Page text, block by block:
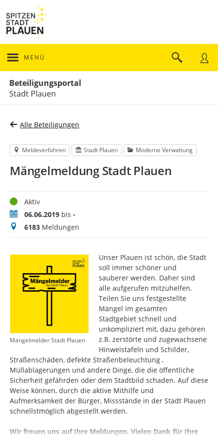
MENÜ
Beteiligungsportal
Stadt Plauen
Alle Beteiligungen
Meldeverfahren Stadt Plauen Moderne Verwaltung
Mängelmeldung Stadt Plauen
StatusAktiv
Zeitraum06.06.2019 bis -
Meldungen
6183 Meldungen
Mängelmelder Stadt Plauen
Unser Plauen ist schön, die Stadt
soll immer schöner und
sauberer werden. Daher sind
alle aufgerufen mitzuhelfen.
Teilen Sie uns festgestellte
Mängel im gesamten
Stadtgebiet schnell und
unkompliziert mit, dazu gehören
z.B. zerstörte und zugewachsene
Hinweistafeln und Schilder,
Straßenschäden, defekte Straßenbeleuchtung ,
Müllablagerungen und andere Dinge, die die öffentliche
Sicherheit gefährden oder dem Stadtbild schaden. Auf diese
Weise können, durch die aktive Mithilfe und
Aufmerksamkeit der Bürger, Missstände in der Stadt Plauen
schnellstmöglich abgestellt werden.
Wir freuen uns auf Ihre Meldungen, Vielen Dank für Ihre